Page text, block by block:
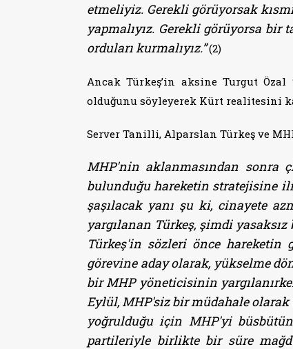
etmeliyiz. Gerekli görüyorsak
yapmalıyız. Gerekli görüyorsa bir
orduları kurmalıyız.”(2)
Ancak Türkeş’in aksine Turgut
olduğunu söyleyerek Kürt realitesini
Server Tanilli, Alparslan Türkeş ve
MHP'nin aklanmasından sonra
bulunduğu hareketin stratejisine
şaşılacak yanı şu ki, cinayete
yargılanan Türkeş, şimdi
Türkeş'in sözleri önce hareketin
görevine aday olarak, yükselme
bir MHP yöneticisinin
Eylül, MHP'siz bir müdahale olarak
yoğrulduğu için MHP'yi
partileriyle birlikte bir süre